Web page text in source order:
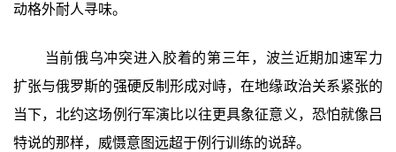
动格外耐人寻味。
当前俄乌冲突进入胶着的第三年，波兰近期加速军力
扩张与俄罗斯的强硬反制形成对峙，在地缘政治关系紧张的
当下，北约这场例行军演比以往更具象征意义，恐怕就像吕
特说的那样，威慑意图远超于例行训练的说辞。